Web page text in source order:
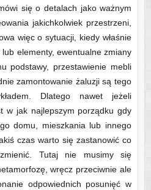
się o detalach jako ważnym
jakichkolwiek przestrzeni,
więc o sytuacji, kiedy właśnie
elementy, ewentualne zmiany
podstawy, przestawienie mebli
zamontowanie żaluzji są tego
Dlatego nawet jeżeli
w jak najlepszym porządku gdy
domu, mieszkania lub innego
czas warto się zastanowić co
Tutaj nie musimy się
wręcz przeciwnie ale
odpowiednich posunięć w